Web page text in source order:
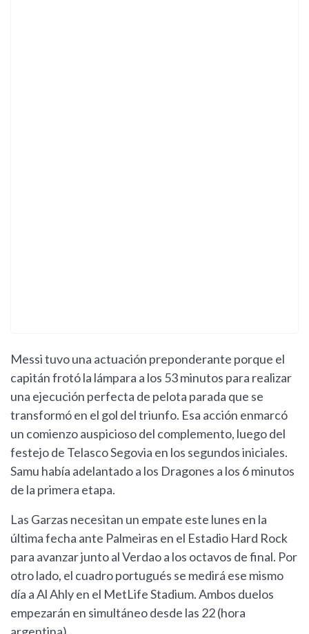
Messi tuvo una actuación preponderante porque el
capitán frotó la lámpara a los 53 minutos para realizar
una ejecución perfecta de pelota parada que se
transformó en el gol del triunfo. Esa acción enmarcó
un comienzo auspicioso del complemento, luego del
festejo de Telasco Segovia en los segundos iniciales.
Samu había adelantado a los Dragones a los 6 minutos
de la primera etapa.
Las Garzas necesitan un empate este lunes en la
última fecha ante Palmeiras en el Estadio Hard Rock
para avanzar junto al Verdao a los octavos de final. Por
otro lado, el cuadro portugués se medirá ese mismo
día a Al Ahly en el MetLife Stadium. Ambos duelos
empezarán en simultáneo desde las 22 (hora